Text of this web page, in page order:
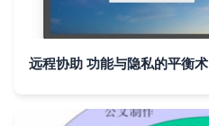
远程协助 功能与隐私的平衡术